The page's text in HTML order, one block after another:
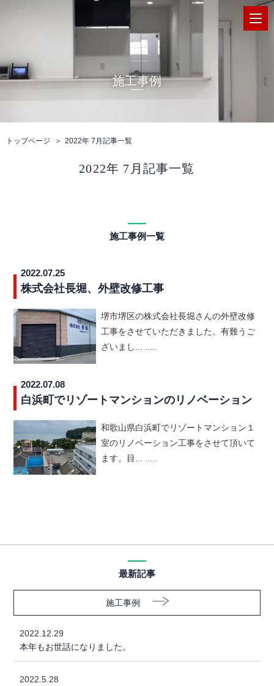
施工事例
トップページ 2022年 7月記事一覧
2022年 7月記事一覧
施工事例一覧
2022.07.25
株式会社長堀、外壁改修工事
堺市堺区の株式会社長堀さんの外壁改修
工事をさせていただきました。有難うご
ざいまし... .....
2022.07.08
白浜町でリゾートマンションのリノベーション
和歌山県白浜町でリゾートマンション１
室のリノベーション工事をさせて頂いて
ます。目... .....
最新記事
施工事例
2022.12.29
本年もお世話になりました。
2022.5.28